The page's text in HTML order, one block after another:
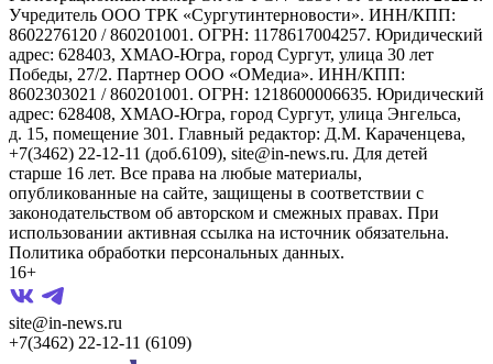
Учредитель ООО ТРК «Сургутинтерновости». ИНН/КПП:
8602276120 / 860201001. ОГРН: 1178617004257. Юридический
адрес: 628403, ХМАО-Югра, город Сургут, улица 30 лет
Победы, 27/2. Партнер ООО «ОМедиа». ИНН/КПП:
8602303021 / 860201001. ОГРН: 1218600006635. Юридический
адрес: 628408, ХМАО-Югра, город Сургут, улица Энгельса,
д. 15, помещение 301. Главный редактор: Д.М. Караченцева,
+7(3462) 22-12-11 (доб.6109), site@in-news.ru. Для детей
старше 16 лет. Все права на любые материалы,
опубликованные на сайте, защищены в соответствии с
законодательством об авторском и смежных правах. При
использовании активная ссылка на источник обязательна.
Политика обработки персональных данных.
16+
site@in-news.ru
+7(3462) 22-12-11 (6109)